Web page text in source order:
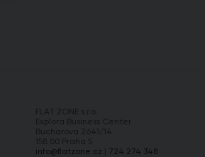
info@flatzone.cz
724 274 348